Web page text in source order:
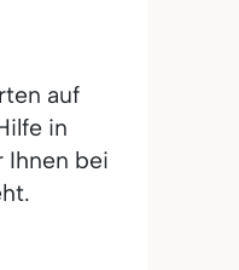
auf
in
Ihnen bei